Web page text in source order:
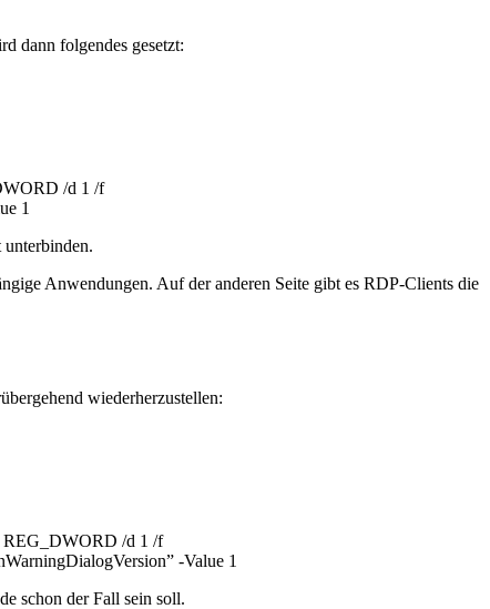
dann folgendes gesetzt:
/d 1 /f
1
Anwendungen. Auf der anderen Seite gibt es RDP-Clients die
wiederherzustellen:
REG_DWORD /d 1 /f
-Value 1
schon der Fall sein soll.